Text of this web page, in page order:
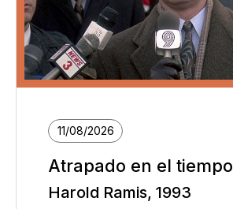
11/08/2026
Atrapado en el tiempo
Harold Ramis, 1993